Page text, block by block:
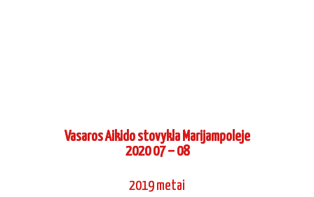
Vasaros Aikido stovykla Marijampoleje
2020 07 – 08
2019 metai